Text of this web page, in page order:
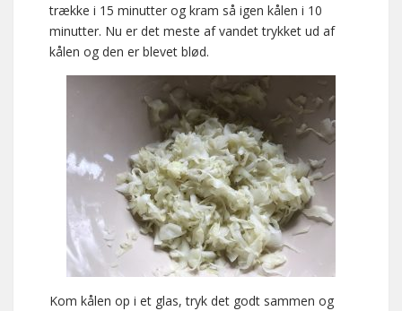
trække i 15 minutter og kram så igen kålen i 10
minutter. Nu er det meste af vandet trykket ud af
kålen og den er blevet blød.
Kom kålen op i et glas, tryk det godt sammen og